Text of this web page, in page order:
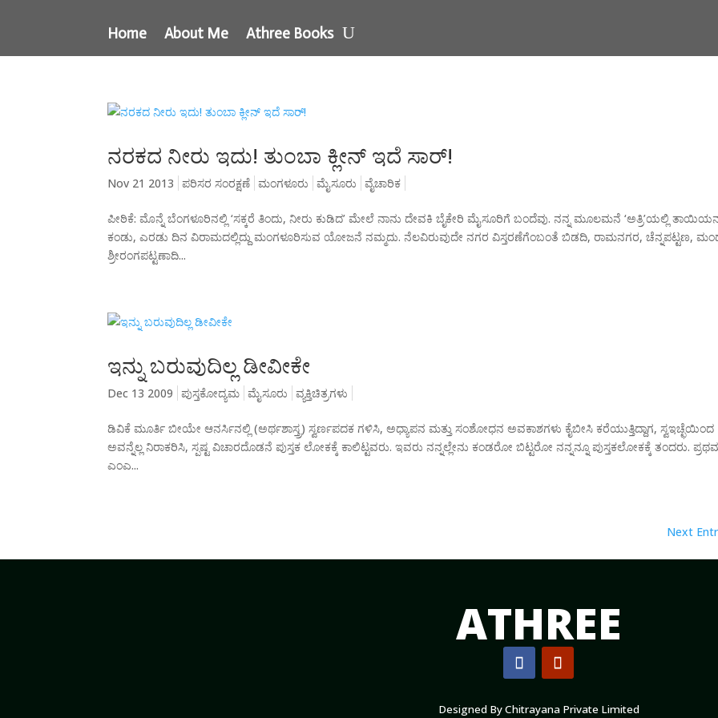
Home About Me Athree Books
ನರಕದ ನೀರು ಇದು! ತುಂಬಾ ಕ್ಲೀನ್ ಇದೆ ಸಾರ್!
Nov 21 2013 ಪರಿಸರ ಸಂರಕ್ಷಣೆ ಮಂಗಳೂರು ಮೈಸೂರು ವೈಚಾರಿಕ
ಪೀಠಿಕೆ: ಮೊನ್ನೆ ಬೆಂಗಳೂರಿನಲ್ಲಿ ‘ಸಕ್ಕರೆ ತಿಂದು, ನೀರು ಕುಡಿದ’ ಮೇಲೆ ನಾನು ದೇವಕಿ ಬೈಕೇರಿ ಮೈಸೂರಿಗೆ ಬಂದೆವು. ನನ್ನ ಮೂಲಮನೆ ‘ಅತ್ರಿ’ಯಲ್ಲಿ
ಕಂಡು, ಎರಡು ದಿನ ವಿರಾಮದಲ್ಲಿದ್ದು ಮಂಗಳೂರಿಸುವ ಯೋಜನೆ ನಮ್ಮದು. ನೆಲವಿರುವುದೇ ನಗರ ವಿಸ್ತರಣೆಗೆಂಬಂತೆ ಬಿಡದಿ, ರಾಮನಗರ, ಚೆನ್ನಪಟ್ಟಣ,
ಶ್ರೀರಂಗಪಟ್ಟಣಾದಿ...
ಇನ್ನು ಬರುವುದಿಲ್ಲ ಡೀವೀಕೇ
Dec 13 2009 ಪುಸ್ತಕೋದ್ಯಮ ಮೈಸೂರು ವ್ಯಕ್ತಿಚಿತ್ರಗಳು
ಡಿವಿಕೆ ಮೂರ್ತಿ ಬೀಯೇ ಆನರ್ಸಿನಲ್ಲಿ (ಅರ್ಥಶಾಸ್ತ್ರ) ಸ್ವರ್ಣಪದಕ ಗಳಿಸಿ, ಅಧ್ಯಾಪನ ಮತ್ತು ಸಂಶೋಧನ ಅವಕಾಶಗಳು ಕೈಬೀಸಿ ಕರೆಯುತ್ತಿದ್ದಾಗ, ಸ್ವಇಚ್ಛೆಯಿಂದ
ಅವನ್ನೆಲ್ಲ ನಿರಾಕರಿಸಿ, ಸ್ಪಷ್ಟ ವಿಚಾರದೊಡನೆ ಪುಸ್ತಕ ಲೋಕಕ್ಕೆ ಕಾಲಿಟ್ಟವರು. ಇವರು ನನ್ನಲ್ಲೇನು ಕಂಡರೋ ಬಿಟ್ಟರೋ ನನ್ನನ್ನೂ ಪುಸ್ತಕಲೋಕಕ್ಕೆ ತಂದರು.
ಎಂಎ...
Next
ATHREE
Designed By Chitrayana Private Limited